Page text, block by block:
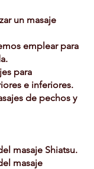
un masaje
emplear para
para
e inferiores.
de pechos y
masaje Shiatsu.
masaje